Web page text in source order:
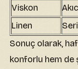
Viskon
Linen
Sonuç olarak,
konforlu hem de